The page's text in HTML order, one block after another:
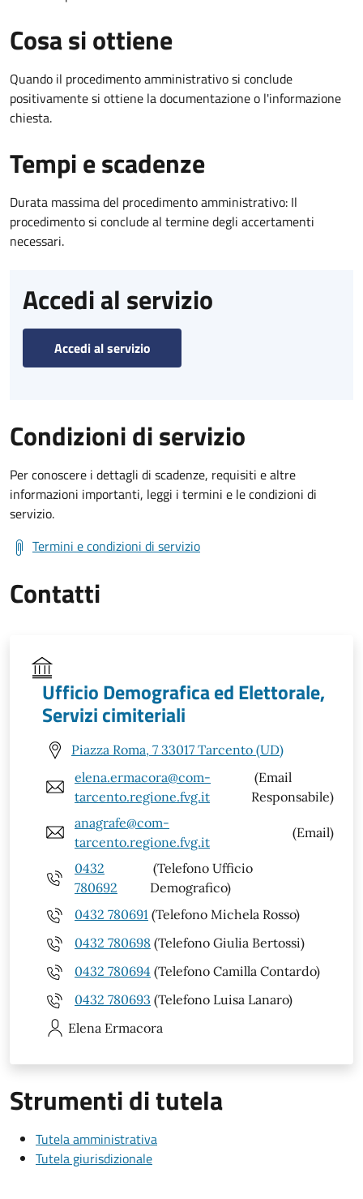
Cosa si ottiene
Quando il procedimento amministrativo si conclude
positivamente si ottiene la documentazione o l'informazione
chiesta.
Tempi e scadenze
Durata massima del procedimento amministrativo: Il
procedimento si conclude al termine degli accertamenti
necessari.
Accedi al servizio
Accedi al servizio
Condizioni di servizio
Per conoscere i dettagli di scadenze, requisiti e altre
informazioni importanti, leggi i termini e le condizioni di
servizio.
Termini e condizioni di servizio
Contatti
Ufficio Demografica ed Elettorale,
Servizi cimiteriali
Piazza Roma, 7 33017 Tarcento (UD)
elena.ermacora@com-
tarcento.regione.fvg.it
(Email
Responsabile)
anagrafe@com-
tarcento.regione.fvg.it
(Email)
0432
780692
(Telefono Ufficio
Demografico)
0432 780691 (Telefono Michela Rosso)
0432 780698 (Telefono Giulia Bertossi)
0432 780694 (Telefono Camilla Contardo)
0432 780693 (Telefono Luisa Lanaro)
Elena Ermacora
Strumenti di tutela
Tutela amministrativa
Tutela giurisdizionale